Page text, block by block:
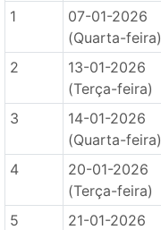
1
07-01-2026
(Quarta-feira)
2
13-01-2026
(Terça-feira)
3
14-01-2026
(Quarta-feira)
4
20-01-2026
(Terça-feira)
5
21-01-2026